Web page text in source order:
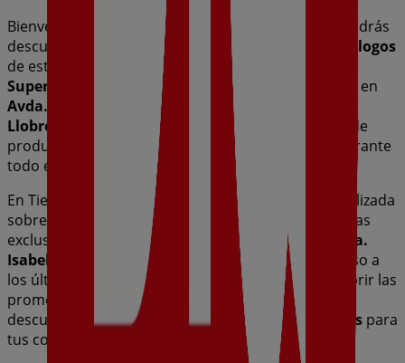
Bienvenido a la tienda de
en Tiendeo, donde podrás
descubrir las mejores
catálogos
de esta destacada marca del sector de
Supermercados
. Nuestra tienda física está ubicada en
Avda. Isabel La Catòlica, 111-113
Llobregat
, y en ella encontrarás una amplia gama de
productos de calidad que te permitirán ahorrar durante
todo el
agosto de 2026
En Tiendeo te ofrecemos toda la información actualizada
sobre
, como los horarios de apertura, las ofertas
exclusivas y la ubicación exacta de la tienda en
Avda.
Isabel La Catòlica, 111-113
. Además, tendrás acceso a
los últimos catálogos de
, donde podrás descubrir las
promociones más recientes y aprovechar grandes
descuentos en productos deHiper-Supermercados para
tus compras en
L'Hospitalet de Llobregat .